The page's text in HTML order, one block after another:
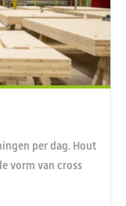
per dag. Hout
vorm van cross